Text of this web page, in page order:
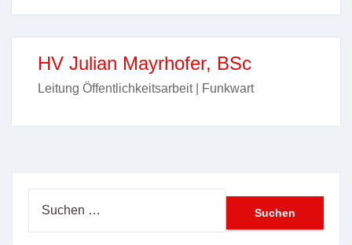
HV Julian Mayrhofer, BSc
Leitung Öffentlichkeitsarbeit | Funkwart